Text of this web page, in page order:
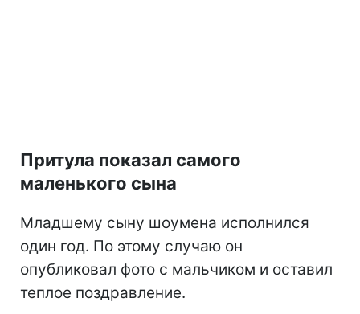
Притула показал самого
маленького сына
Младшему сыну шоумена исполнился
один год. По этому случаю он
опубликовал фото с мальчиком и оставил
теплое поздравление.